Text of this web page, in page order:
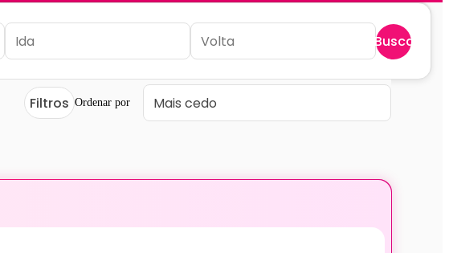
Buscar
Filtros Ordenar por